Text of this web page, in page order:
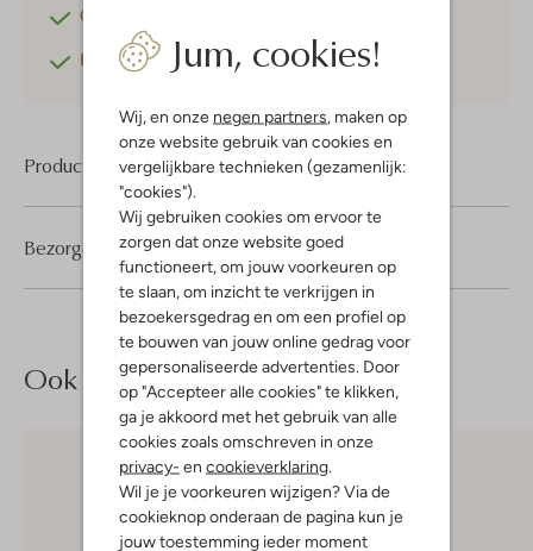
Jum, cookies!
Wij, en onze negen partners , maken op
onze website gebruik van cookies en
vergelijkbare technieken (gezamenlijk:
"cookies").
Wij gebruiken cookies om ervoor te
zorgen dat onze website goed
functioneert, om jouw voorkeuren op
te slaan, om inzicht te verkrijgen in
bezoekersgedrag en om een profiel op
te bouwen van jouw online gedrag voor
gepersonaliseerde advertenties. Door
op "Accepteer alle cookies" te klikken,
ga je akkoord met het gebruik van alle
cookies zoals omschreven in onze
privacy- en cookieverklaring
Wil je je voorkeuren wijzigen? Via de
cookieknop onderaan de pagina kun je
jouw toestemming ieder moment
Gratis retourneren
Betaal achterafmet Klarna
Product informatie
Bezorgen & retourneren
Ook iets voor jou?